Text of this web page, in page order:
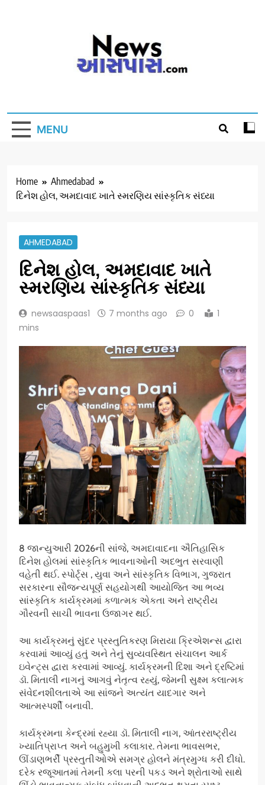
MENU
Home
Ahmedabad
દિનેશ હોલ, અમદાવાદ ખાતે સ્મરણિય સાંસ્કૃતિક સંધ્યા
AHMEDABAD
દિનેશ હોલ, અમદાવાદ ખાતે
સ્મરણિય સાંસ્કૃતિક સંધ્યા
newsaaspaas1 7 months ago 0
1
mins
8 જાન્યુઆરી 2026ની સાંજે, અમદાવાદના ઐતિહાસિક
દિનેશ હોલમાં સાંસ્કૃતિક ભાવનાઓની અદભુત સરવાણી
વહેતી થઈ. સ્પોર્ટ્સ , યુવા અને સાંસ્કૃતિક વિભાગ, ગુજરાત
સરકારના સૌજન્યપૂર્ણ સહયોગથી આયોજિત આ ભવ્ય
સાંસ્કૃતિક કાર્યક્રમમાં કળાત્મક એકતા અને રાષ્ટ્રીય
ગૌરવની સાચી ભાવના ઉજાગર થઈ.
આ કાર્યક્રમનું સુંદર પ્રસ્તુતિકરણ મિરાયા ક્રિએશન્સ દ્વારા
કરવામાં આવ્યું હતું અને તેનું સુવ્યવસ્થિત સંચાલન આર્ક
ઇવેન્ટ્સ દ્વારા કરવામાં આવ્યું. કાર્યક્રમની દિશા અને દ્રષ્ટિમાં
ડૉ. મિતાલી નાગનું આગવું નેતૃત્વ રહ્યું, જેમની સુક્ષ્મ કલાત્મક
સંવેદનશીલતાએ આ સાંજને અત્યંત યાદગાર અને
આત્મસ્પર્શી બનાવી.
કાર્યક્રમના કેન્દ્રમાં રહ્યા ડૉ. મિતાલી નાગ, આંતરરાષ્ટ્રીય
ખ્યાતિપ્રાપ્ત અને બહુમુખી કલાકાર. તેમના ભાવસભર,
ઊંડાણભર્રી પ્રસ્તુતીઓએ સમગ્ર હોલને મંત્રમુગ્ધ કરી દીધો.
દરેક રજૂઆતમાં તેમની કલા પરની પકડ અને શ્રોતાઓ સાથે